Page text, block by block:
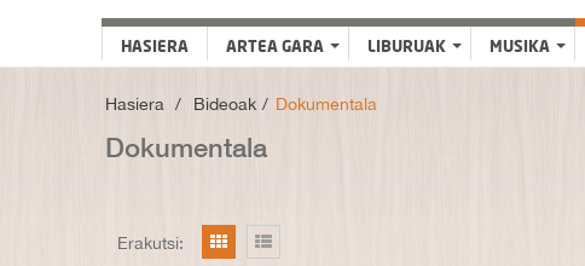
HASIERA ARTEA GARA LIBURUAK MUSIKA
Hasiera > Bideoak > Dokumentala
Dokumentala
Erakutsi: